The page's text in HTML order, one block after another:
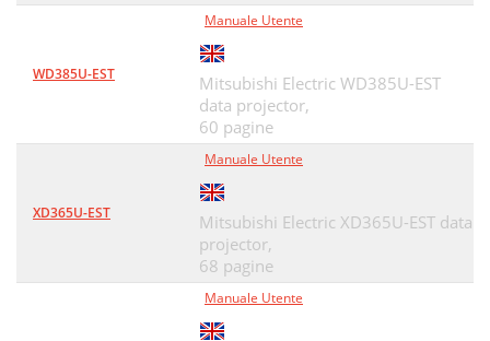
WD385U-EST
Manuale Utente
Mitsubishi Electric WD385U-EST
data projector,
60 pagine
XD365U-EST
Manuale Utente
Mitsubishi Electric XD365U-EST data
projector,
68 pagine
Manuale Utente